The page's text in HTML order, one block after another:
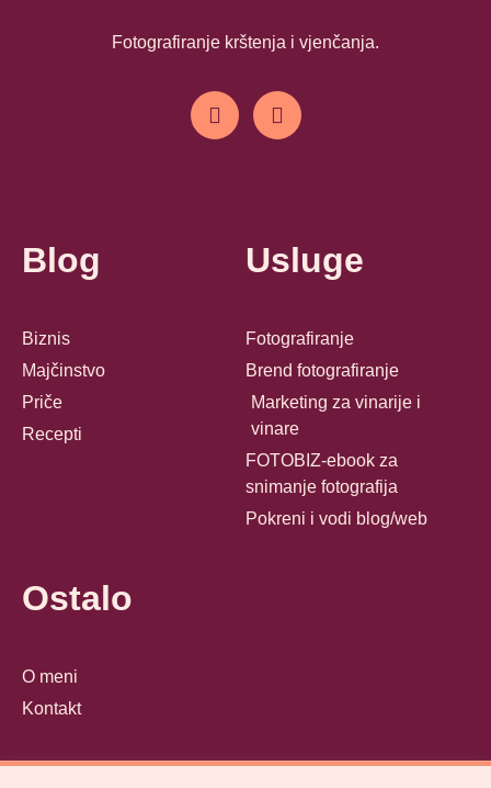
Fotografiranje krštenja i vjenčanja.
Blog
Biznis
Majčinstvo
Priče
Recepti
Usluge
Fotografiranje
Brend fotografiranje
Marketing za vinarije i
vinare
FOTOBIZ-ebook za
snimanje fotografija
Pokreni i vodi blog/web
Ostalo
O meni
Kontakt